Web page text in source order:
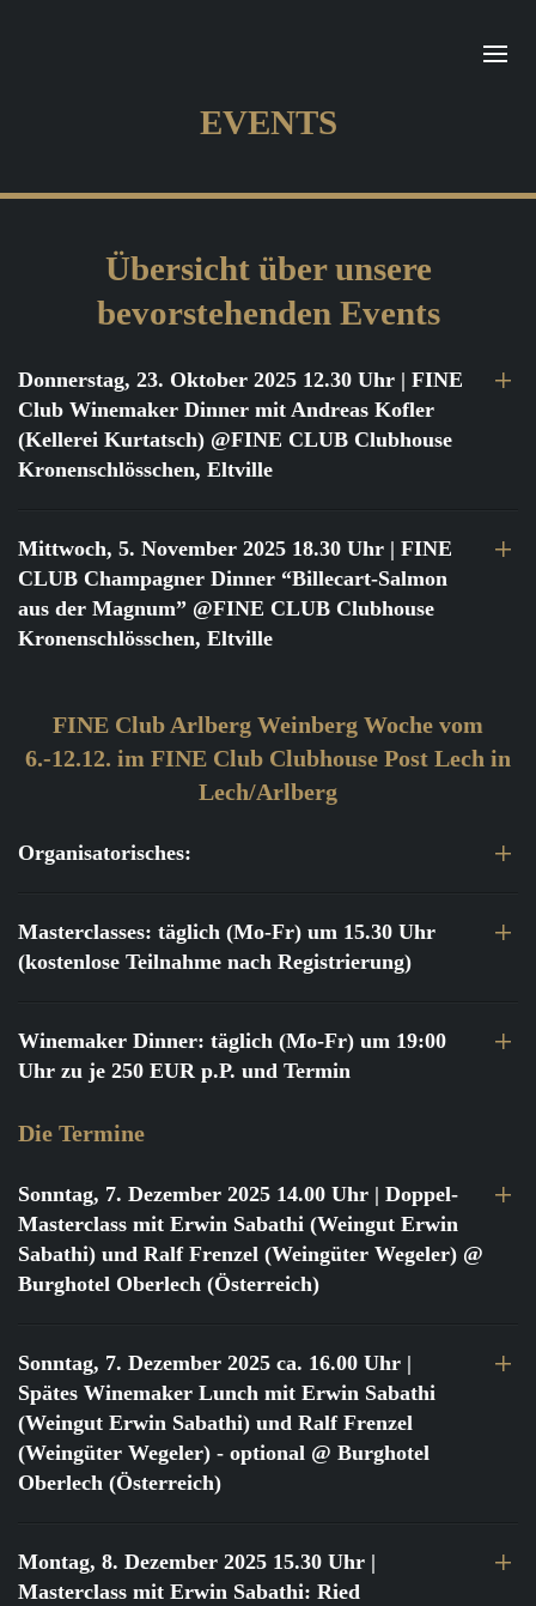
EVENTS
Übersicht über unsere
bevorstehenden Events
Donnerstag, 23. Oktober 2025 12.30 Uhr | FINE
Club Winemaker Dinner mit Andreas Kofler
(Kellerei Kurtatsch) @FINE CLUB Clubhouse
Kronenschlösschen, Eltville
Mittwoch, 5. November 2025 18.30 Uhr | FINE
CLUB Champagner Dinner “Billecart-Salmon
aus der Magnum” @FINE CLUB Clubhouse
Kronenschlösschen, Eltville
FINE Club Arlberg Weinberg Woche vom
6.-12.12. im FINE Club Clubhouse Post Lech in
Lech/Arlberg
Organisatorisches:
Masterclasses: täglich (Mo-Fr) um 15.30 Uhr
(kostenlose Teilnahme nach Registrierung)
Winemaker Dinner: täglich (Mo-Fr) um 19:00
Uhr zu je 250 EUR p.P. und Termin
Die Termine
Sonntag, 7. Dezember 2025 14.00 Uhr | Doppel-
Masterclass mit Erwin Sabathi (Weingut Erwin
Sabathi) und Ralf Frenzel (Weingüter Wegeler) @
Burghotel Oberlech (Österreich)
Sonntag, 7. Dezember 2025 ca. 16.00 Uhr |
Spätes Winemaker Lunch mit Erwin Sabathi
(Weingut Erwin Sabathi) und Ralf Frenzel
(Weingüter Wegeler) - optional @ Burghotel
Oberlech (Österreich)
Montag, 8. Dezember 2025 15.30 Uhr |
Masterclass mit Erwin Sabathi: Ried